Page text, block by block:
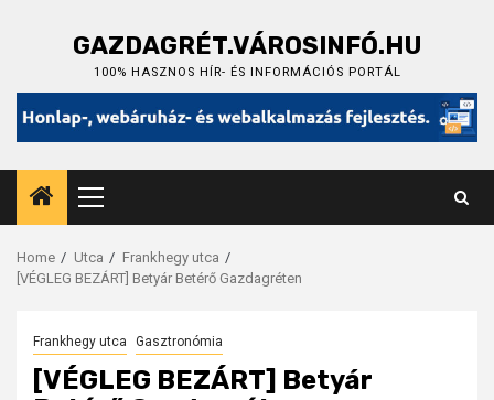
GAZDAGRÉT.VÁROSINFÓ.HU
100% HASZNOS HÍR- ÉS INFORMÁCIÓS PORTÁL
Primary
Menu
Home Utca
Frankhegy utca
[VÉGLEG BEZÁRT] Betyár Betérő Gazdagréten
Frankhegy utca Gasztronómia
[VÉGLEG BEZÁRT] Betyár